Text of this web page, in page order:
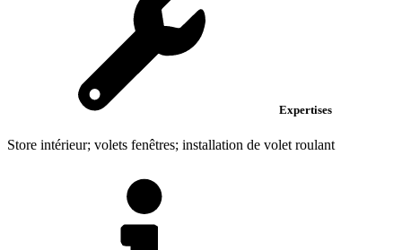
Expertises
Store intérieur; volets fenêtres; installation de volet roulant